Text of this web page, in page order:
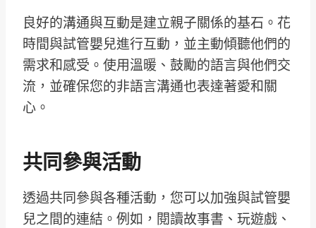
良好的溝通與互動是建立親子關係的基石。花
時間與試管嬰兒進行互動，並主動傾聽他們的
需求和感受。使用溫暖、鼓勵的語言與他們交
流，並確保您的非語言溝通也表達著愛和關
心。
共同參與活動
透過共同參與各種活動，您可以加強與試管嬰
兒之間的連結。例如，閱讀故事書、玩遊戲、